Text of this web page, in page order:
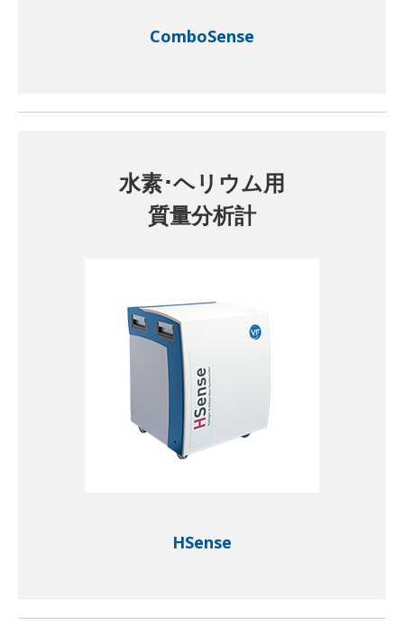
ComboSense
水素･ヘリウム用
質量分析計
HSense